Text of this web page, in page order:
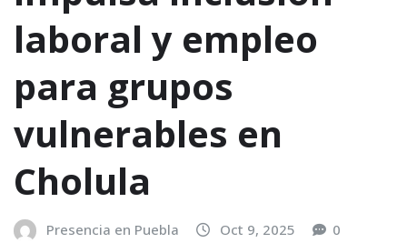
laboral y empleo
para grupos
vulnerables en
Cholula
Presencia en Puebla Oct 9, 2025 0